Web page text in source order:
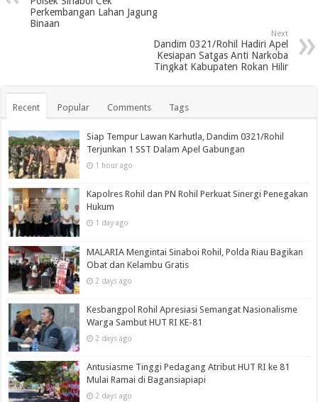
Perkembangan Lahan Jagung
Binaan
Next
Dandim 0321/Rohil Hadiri Apel
Kesiapan Satgas Anti Narkoba
Tingkat Kabupaten Rokan Hilir
Recent Popular Comments Tags
Siap Tempur Lawan Karhutla, Dandim 0321/Rohil
Terjunkan 1 SST Dalam Apel Gabungan
1 hour ago
Kapolres Rohil dan PN Rohil Perkuat Sinergi Penegakan
Hukum
1 day ago
MALARIA Mengintai Sinaboi Rohil, Polda Riau Bagikan
Obat dan Kelambu Gratis
2 days ago
Kesbangpol Rohil Apresiasi Semangat Nasionalisme
Warga Sambut HUT RI KE-81
2 days ago
Antusiasme Tinggi Pedagang Atribut HUT RI ke 81
Mulai Ramai di Bagansiapiapi
2 days ago